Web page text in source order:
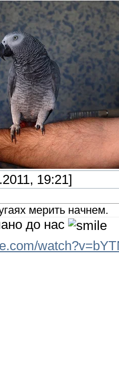
19:21]
мерить начнем.
до нас